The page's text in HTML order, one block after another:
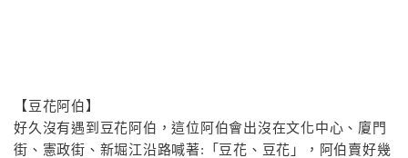
【豆花阿伯】
好久沒有遇到豆花阿伯，這位阿伯會出沒在文化中心、廈門
街、憲政街、新堀江沿路喊著:「豆花、豆花」，阿伯賣好幾